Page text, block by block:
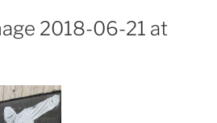
2018-06-21 at